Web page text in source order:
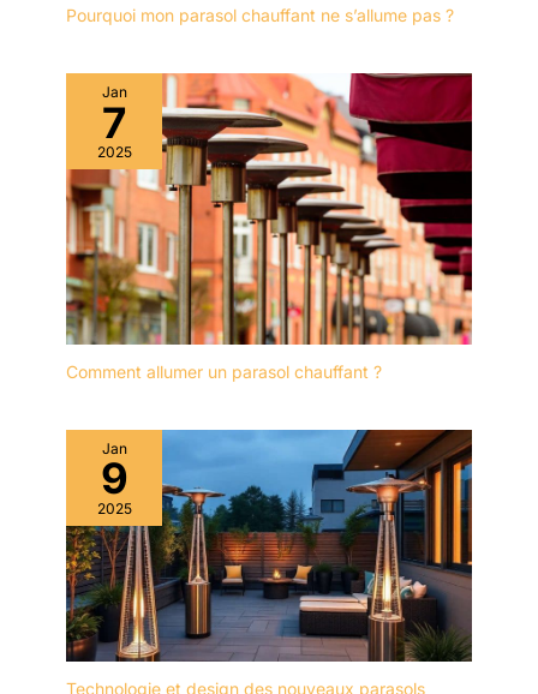
Pourquoi mon parasol chauffant ne s’allume pas ?
Jan
7
2025
Comment allumer un parasol chauffant ?
Jan
9
2025
Technologie et design des nouveaux parasols